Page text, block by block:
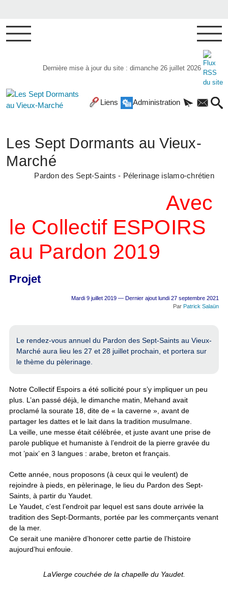
Dernière mise à jour du site : dimanche 26 juillet 2026
Liens Administration
Les Sept Dormants au Vieux-
Marché
Pardon des Sept-Saints - Pélerinage islamo-chrétien
Avec
le Collectif ESPOIRS
au Pardon 2019
Projet
Mardi 9 juillet 2019 — Dernier ajout lundi 27 septembre 2021
Par Patrick Salaün
Le rendez-vous annuel du Pardon des Sept-Saints au Vieux-
Marché aura lieu les 27 et 28 juillet prochain, et portera sur
le thème du pèlerinage.
Notre Collectif Espoirs a été sollicité pour s’y impliquer un peu
plus. L’an passé déjà, le dimanche matin, Mehand avait
proclamé la sourate 18, dite de « la caverne », avant de
partager les dattes et le lait dans la tradition musulmane.
La veille, une messe était célébrée, et juste avant une prise de
parole publique et humaniste à l’endroit de la pierre gravée du
mot ’paix’ en 3 langues : arabe, breton et français.
Cette année, nous proposons (à ceux qui le veulent) de
rejoindre à pieds, en pèlerinage, le lieu du Pardon des Sept-
Saints, à partir du Yaudet.
Le Yaudet, c’est l’endroit par lequel est sans doute arrivée la
tradition des Sept-Dormants, portée par les commerçants venant
de la mer.
Ce serait une manière d’honorer cette partie de l’histoire
aujourd’hui enfouie.
LaVierge couchée de la chapelle du Yaudet.